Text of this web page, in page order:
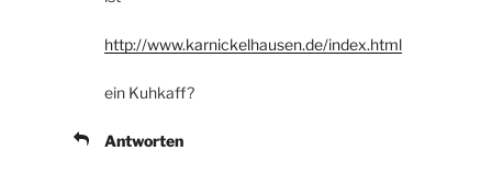
http://www.karnickelhausen.de/index.html
ein Kuhkaff?
Antworten